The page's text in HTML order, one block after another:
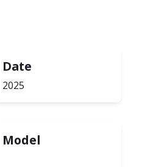
Date
2025
Model